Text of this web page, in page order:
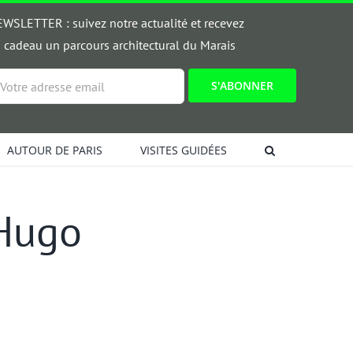
: suivez notre actualité et recevez
cadeau un parcours architectural du Marais
AUTOUR DE PARIS VISITES GUIDÉES